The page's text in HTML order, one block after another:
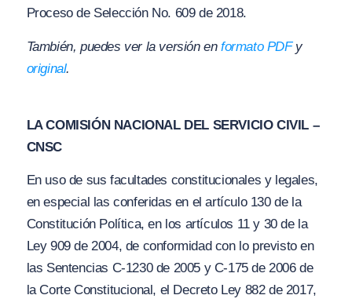
Proceso de Selección No. 609 de 2018.
También, puedes ver la versión en formato PDFy
original.
LA COMISIÓN NACIONAL DEL SERVICIO CIVIL –
CNSC
En uso de sus facultades constitucionales y legales,
en especial las conferidas en el artículo 130 de la
Constitución Política, en los artículos 11 y 30 de la
Ley 909 de 2004, de conformidad con lo previsto en
las Sentencias C-1230 de 2005 y C-175 de 2006 de
la Corte Constitucional, el Decreto Ley 882 de 2017,